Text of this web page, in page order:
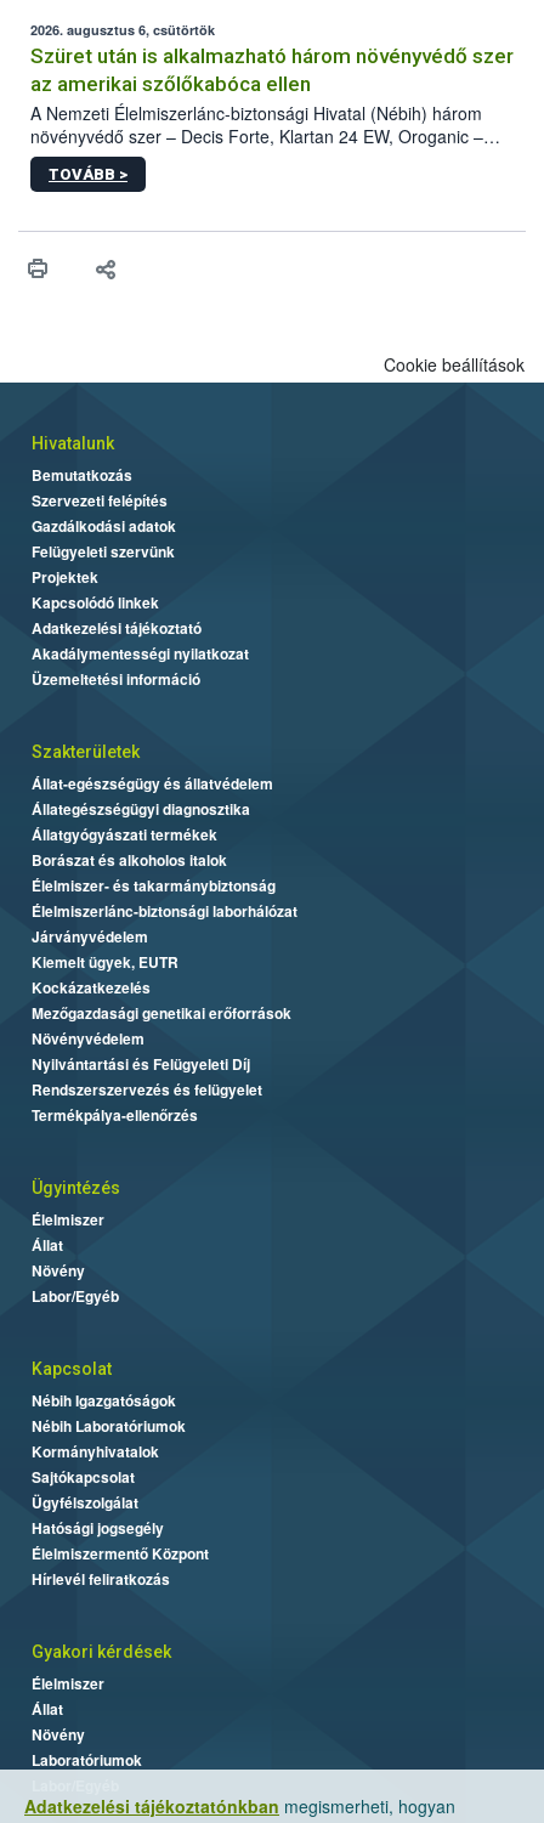
az intenzív felderítést, emellett az intézkedéseket a szlovák
hatósággal is összehangolják a terjedés megállítása érdekében.
2026. augusztus 6, csütörtök
Szüret után is alkalmazható három növényvédő szer
az amerikai szőlőkabóca ellen
A Nemzeti Élelmiszerlánc-biztonsági Hivatal (Nébih) három
növényvédő szer – Decis Forte, Klartan 24 EW, Oroganic –
engedélyokiratát módosította, így azok a szüretet követően,
egészen a vesszőérettség (BBCH 91) stádiumáig
érésű szőlőkben is legyen lehetőség a károsító elleni további
felhasználók számára is elérhető és ökológiai termesztésben is
TOVÁBB >
Adatkezelési tájékoztatónkban megismerheti, hogyan
Cookie beállítások
Hivatalunk
Bemutatkozás
Szervezeti felépítés
Gazdálkodási adatok
Felügyeleti szervünk
Projektek
Kapcsolódó linkek
Adatkezelési tájékoztató
Akadálymentességi nyilatkozat
Üzemeltetési információ
Szakterületek
Állat-egészségügy és állatvédelem
Állategészségügyi diagnosztika
Állatgyógyászati termékek
Borászat és alkoholos italok
Élelmiszer- és takarmánybiztonság
Élelmiszerlánc-biztonsági laborhálózat
Járványvédelem
Kiemelt ügyek, EUTR
Kockázatkezelés
Mezőgazdasági genetikai erőforrások
Növényvédelem
Nyilvántartási és Felügyeleti Díj
Rendszerszervezés és felügyelet
Termékpálya-ellenőrzés
Ügyintézés
Élelmiszer
Állat
Növény
Labor/Egyéb
Kapcsolat
Nébih Igazgatóságok
Nébih Laboratóriumok
Kormányhivatalok
Sajtókapcsolat
Ügyfélszolgálat
Hatósági jogsegély
Élelmiszermentő Központ
Hírlevél feliratkozás
Gyakori kérdések
Élelmiszer
Állat
Növény
Laboratóriumok